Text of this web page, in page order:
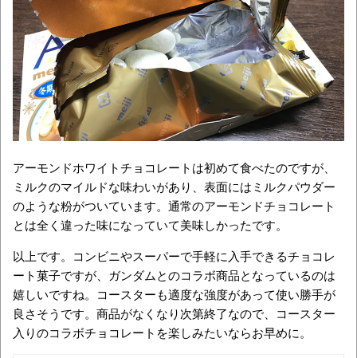
アーモンドホワイトチョコレートは初めて食べたのですが、
ミルクのマイルドな味わいがあり、表面にはミルクパウダー
のような粉がついています。通常のアーモンドチョコレート
とは全く違った味になっていて美味しかったです。
以上です。コンビニやスーパーで手軽に入手できるチョコレ
ート菓子ですが、ガンダムとのコラボ商品となっているのは
嬉しいですね。コースターも適度な強度があって使い勝手が
良さそうです。商品がなくなり次第終了なので、コースター
入りのコラボチョコレートを楽しみたいならお早めに。